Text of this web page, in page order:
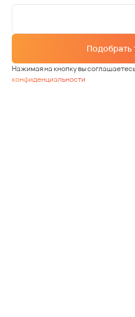
Подобрать
Нажимая на кнопку вы
конфиденциальности